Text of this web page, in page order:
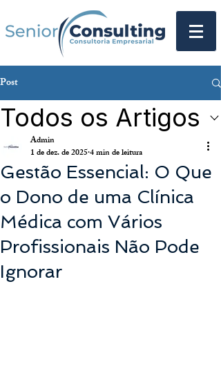
Post
Todos os Artigos
Gestão Essencial: O Que
o Dono de uma Clínica
Médica com Vários
Profissionais Não Pode
Ignorar
Admin
1 de dez. de 20254 min de leitura